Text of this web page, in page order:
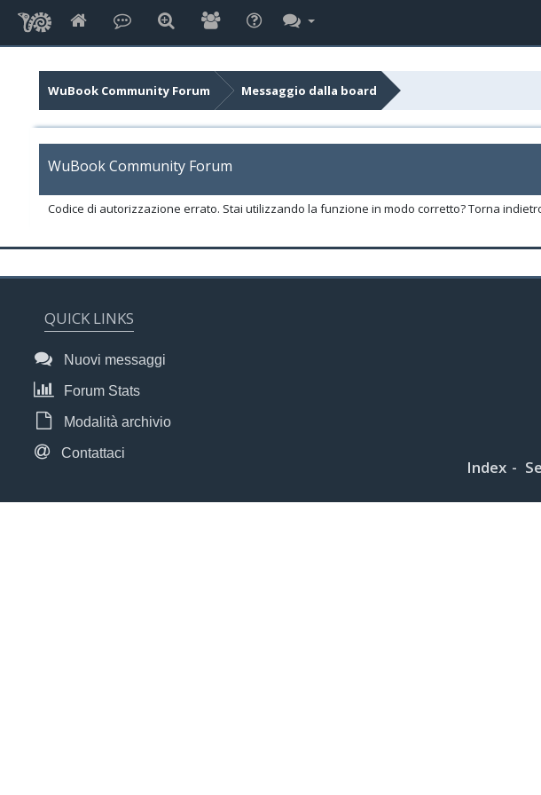
WuBook Community Forum Messaggio dalla board
WuBook Community Forum
Codice di autorizzazione errato. Stai utilizzando la funzione in modo corretto? Torna
QUICK LINKS
Nuovi messaggi
Forum Stats
Modalità archivio
Contattaci
Index